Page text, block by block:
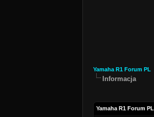
Yamaha R1 Forum PL
Informacja
Yamaha R1 Forum PL